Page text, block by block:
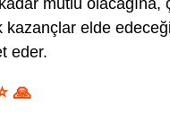
kazançlar elde
eder.
🙏